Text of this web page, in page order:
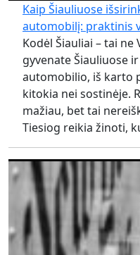
Kaip Šiauliuose
automobilį: praktinis
Kodėl Šiauliai – tai ne
gyvenate Šiauliuose
automobilio, iš karto
kitokia nei sostinėje.
mažiau, bet tai
Tiesiog reikia žinoti,